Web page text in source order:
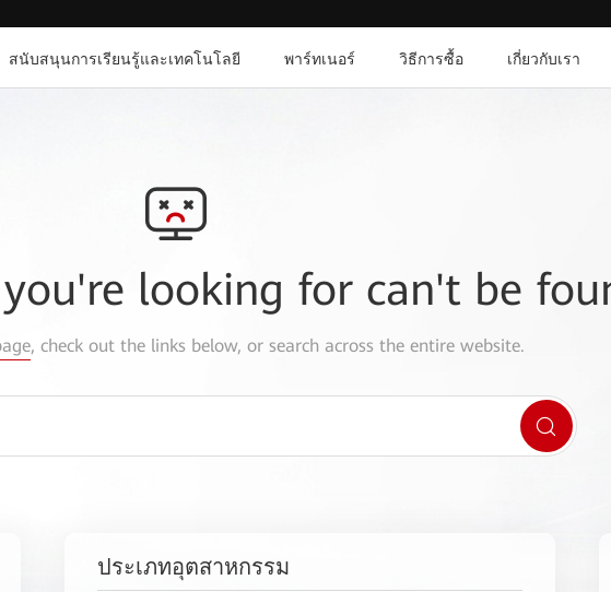
สนับสนุนการเรียนรู้และเทคโนโลยี พาร์ทเนอร์ วิธีการซื้อ เกี่ยวกับเรา
looking for can't be
, check out the links below, or search across the entire website.
ประเภทอุตสาหกรรม